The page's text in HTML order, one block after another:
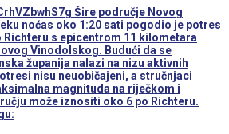
Šire područje Novog
noćas oko 1:20 sati pogodio je potres
Richteru s epicentrom 11 kilometara
Vinodolskog. Budući da se
županija nalazi na nizu aktivnih
nisu neuobičajeni, a stručnjaci
magnituda na riječkom i
može iznositi oko 6 po Richteru.